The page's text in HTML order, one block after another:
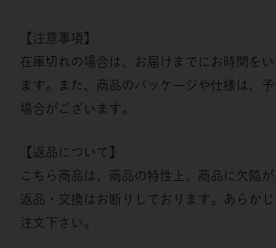
【注意事項】
在庫切れの場合は、お届けまでにお時間を
ます。また、商品のパッケージや仕様は、
場合がございます。
【返品について】
こちら商品は、商品の特性上、商品に欠陥が
返品・交換はお断りしております。あらか
注文下さい。